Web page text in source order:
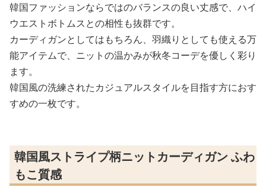
韓国ファッションならではのバランスの良い丈感で、ハイ
ウエストボトムスとの相性も抜群です。
カーディガンとしてはもちろん、羽織りとしても使える万
能アイテムで、ニットの温かみが秋冬コーデを優しく彩り
ます。
韓国風の洗練されたカジュアルスタイルを目指す方におす
すめの一枚です。
韓国風ストライプ柄ニットカーディガン ふわ
もこ質感